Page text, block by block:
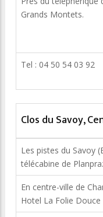
Grands Montets.
Tel : 04 50 54 03 92
Clos du Savoy,
Les pistes du Savoy
télécabine de
En centre-ville de
Hotel La Folie Douce